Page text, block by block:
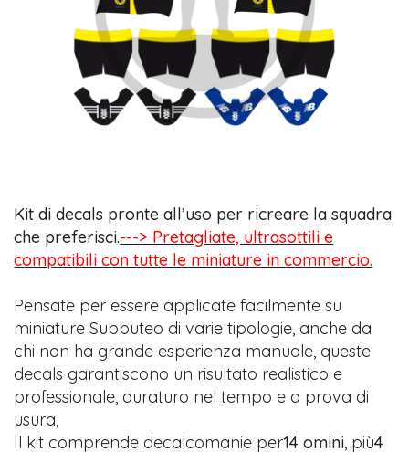
Kit di decals pronte all’uso per ricreare la squadra
che preferisci.---> Pretagliate, ultrasottili e
compatibili con tutte le miniature in commercio.
Pensate per essere applicate facilmente su
miniature Subbuteo di varie tipologie, anche da
chi non ha grande esperienza manuale, queste
decals garantiscono un risultato realistico e
professionale, duraturo nel tempo e a prova di
usura,
Il kit comprende decalcomanie per14 omini, più4